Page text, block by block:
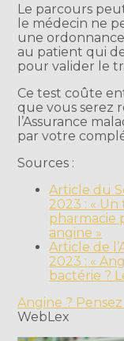
Le parcours
le médecin ne
une
au patient qui
pour valider le
Ce test coûte
que vous serez
l’Assurance
par votre
Sources :
Article du
2023 : «
pharmacie
angine »
Article de
2023 : «
bactérie ?
Angine ?
WebLex